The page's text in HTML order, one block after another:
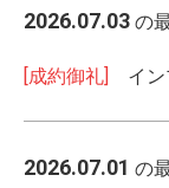
2026.07.03 の
[成約御礼] イ
2026.07.01 の